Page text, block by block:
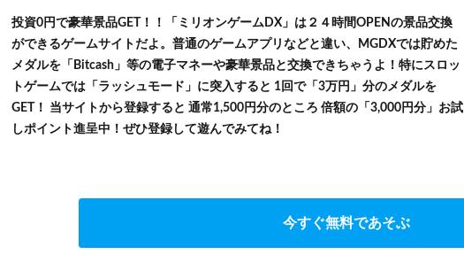
投資0円で豪華景品GET！！「ミリオンゲームDX」は２４時間OPENの景品交換
ができるゲームサイトだよ。普通のゲームアプリなどと違い、MGDXでは貯めた
メダルを「Bitcash」等の電子マネーや豪華景品と交換できちゃうよ！特にスロッ
トゲームでは「ラッシュモード」に突入すると 1回で「3万円」分のメダルを
GET！ 当サイトから登録すると 通常1,500円分のところ 倍額の「3,000円分」お試
しポイント進呈中！ぜひ登録して遊んでみてね！
今すぐ無料であそぶ